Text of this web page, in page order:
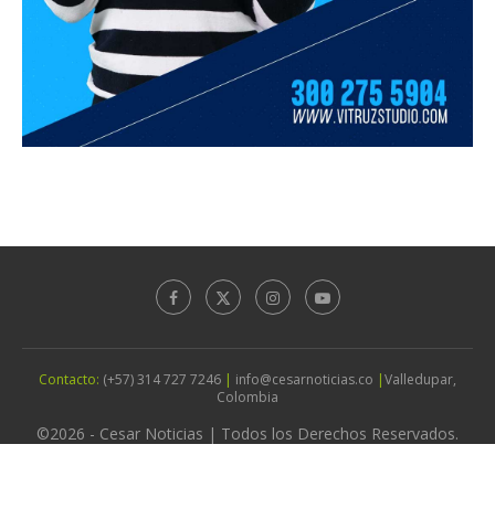
Contacto: (+57) 314 727 7246 | info@cesarnoticias.co |Valledupar,
Colombia
©2026 - Cesar Noticias | Todos los Derechos Reservados.